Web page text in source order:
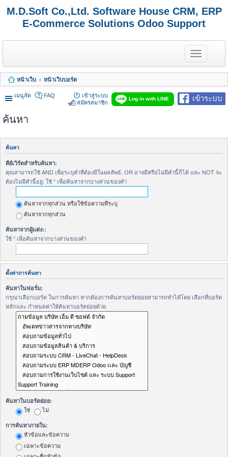
M.D.Soft Co.,Ltd. Software House CRM, ERP
E-Commerce Solutions Odoo Support
T
o
g
l
e
n
a
a
i
หน้าเว็บ หน้าเว็บบอร์ด
เมนูลัด เข้าระบบ
Log in with LINE
FAQ
เข้าสู่ระบบ
สมัครสมาชิก
ค้นหา
ค้นหา
คีย์เวิร์ดสำหรับค้นหา:
คุณสามารถใช้ AND เพื่อระบุคำที่ต้องมีในผลลัพธ์, OR อาจมีหรือไม่มีคำนี้ก็ได้ และ NOT จะ
ต้องไม่มีคำนี้อยู่. ใช้ * เพื่อค้นหาจากบางส่วนของคำ
ค้นหาจากทุกส่วน หรือใช้ข้อความที่ระบุ
ค้นหาจากทุกส่วน
ค้นหาจากผู้แต่ง::
ใช้ * เพื่อค้นหาจากบางส่วนของคำ
ตั้งค่าการค้นหา
ค้นหาในฟอรั่ม:
กรุณาเลือกบอร์ด ในการค้นหา หากต้องการค้นหาบอร์ดย่อยสามารถทำได้โดย เลือกที่บอร์ด
หลักและ กำหนดค่าให้ค้นหาบอร์ดย่อยด้วย
ค้นหาในบอร์ดย่อย:
ใช่ ไม่
การค้นหาภายใน:
หัวข้อและข้อความ
เฉพาะข้อความ